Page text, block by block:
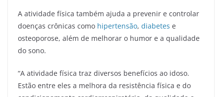
A atividade física também ajuda a prevenir e controlar
doenças crônicas como hipertensão, diabetes e
osteoporose, além de melhorar o humor e a qualidade
do sono.
“A atividade física traz diversos benefícios ao idoso.
Estão entre eles a melhora da resistência física e do